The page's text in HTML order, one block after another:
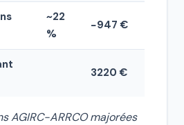
~22
%
−947 €
3220 €
AGIRC-ARRCO majorées